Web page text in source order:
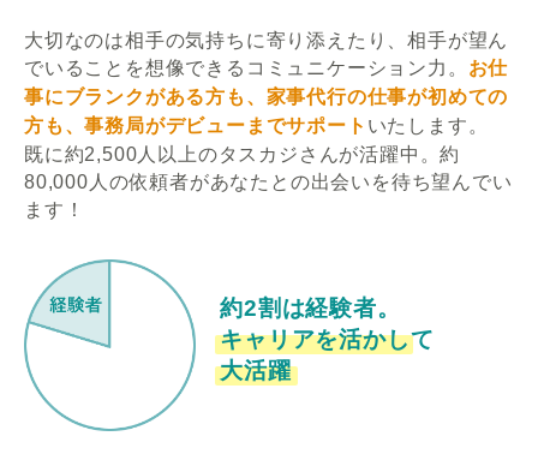
大切なのは相手の気持ちに寄り添えたり、相手が望ん
でいることを想像できるコミュニケーション力。 お仕
事にブランクがある方も、家事代行の仕事が初めての
方も、事務局がデビューまでサポート いたします。
既に約2,500人以上のタスカジさんが活躍中。約
80,000人の依頼者があなたとの出会いを待ち望んでい
ます！
約2割は経験者。
キャリアを活かして
大活躍